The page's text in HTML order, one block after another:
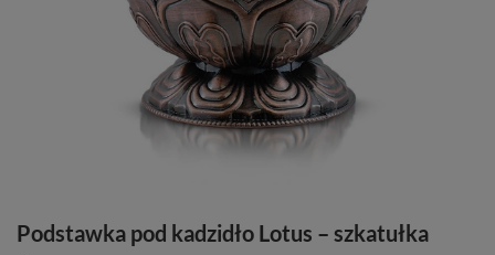
Podstawka pod kadzidło Lotus – szkatułka